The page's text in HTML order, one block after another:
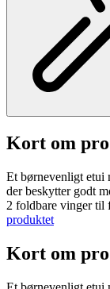
Kort om
Et børnevenligt etui
der beskytter godt
2 foldbare vinger til
produktet
Kort om